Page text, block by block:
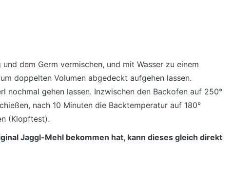
dem Germ vermischen, und mit Wasser zu einem
doppelten Volumen abgedeckt aufgehen lassen.
nochmal gehen lassen. Inzwischen den Backofen auf 250°
nach 10 Minuten die Backtemperatur auf 180°
(Klopftest).
Jaggl-Mehl bekommen hat, kann dieses gleich direkt